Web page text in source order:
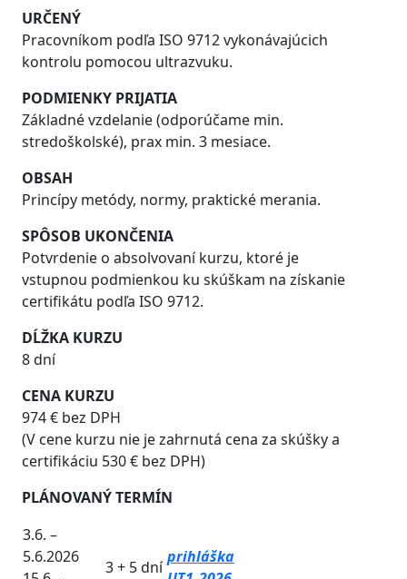
URČENÝ
Pracovníkom podľa ISO 9712 vykonávajúcich
kontrolu pomocou ultrazvuku.
PODMIENKY PRIJATIA
Základné vzdelanie (odporúčame min.
stredoškolské), prax min. 3 mesiace.
OBSAH
Princípy metódy, normy, praktické merania.
SPÔSOB UKONČENIA
Potvrdenie o absolvovaní kurzu, ktoré je
vstupnou podmienkou ku skúškam na získanie
certifikátu podľa ISO 9712.
DĹŽKA KURZU
8 dní
CENA KURZU
974 € bez DPH
(V cene kurzu nie je zahrnutá cena za skúšky a
certifikáciu 530 € bez DPH)
PLÁNOVANÝ TERMÍN
3.6. –
5.6.2026
3 + 5 dní
prihláška